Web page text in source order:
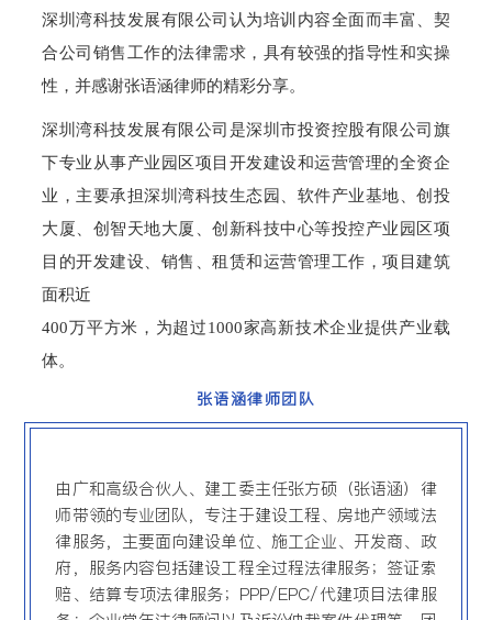
深圳湾科技发展有限公司认为培训内容全面而丰富、契
合公司销售工作的法律需求，具有较强的指导性和实操
性，并感谢张语涵律师的精彩分享。
深圳湾科技发展有限公司是深圳市投资控股有限公司旗
下专业从事产业园区项目开发建设和运营管理的全资企
业，主要承担深圳湾科技生态园、软件产业基地、创投
大厦、创智天地大厦、创新科技中心等投控产业园区项
目的开发建设、销售、租赁和运营管理工作，项目建筑
面积近
400万平方米，为超过1000家高新技术企业提供产业载
体。
张语涵律师团队
由广和高级合伙人、建工委主任张方硕（张语涵）律
师带领的专业团队，专注于建设工程、房地产领域法
律服务，主要面向建设单位、施工企业、开发商、政
府，服务内容包括建设工程全过程法律服务；签证索
赔、结算专项法律服务；PPP/EPC/代建项目法律服